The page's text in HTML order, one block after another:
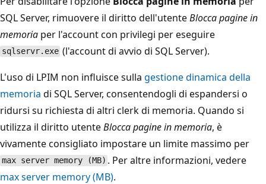
SQL Server, rimuovere il diritto dell'utenteBlocca pagine in
memoria per l'account con privilegi per eseguire
sqlservr.exe (l'account di avvio di SQL Server).
L'uso di LPIM non influisce sulla gestione dinamica della
memoria di SQL Server, consentendogli di espandersi o
ridursi su richiesta di altri clerk di memoria. Quando si
utilizza il diritto utenteBlocca pagine in memoria, è
vivamente consigliato impostare un limite massimo per
max server memory (MB) . Per altre informazioni, vedere
max server memory (MB).